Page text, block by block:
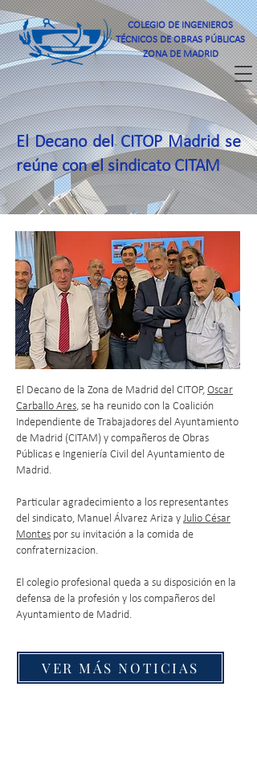
COLEGIO DE INGENIEROS
TÉCNICOS DE OBRAS PÚBLICAS
ZONA DE MADRID
El Decano del CITOP Madrid se
reúne con el sindicato CITAM
Compartir
El Decano de la Zona de Madrid del CITOP, Oscar
Carballo Ares, se ha reunido con la Coalición
Independiente de Trabajadores del Ayuntamiento
de Madrid (CITAM) y compañeros de Obras
Públicas e Ingeniería Civil del Ayuntamiento de
Madrid.
Particular agradecimiento a los representantes
del sindicato, Manuel Álvarez Ariza y Julio César
Montes por su invitación a la comida de
confraternizacion.
El colegio profesional queda a su disposición en la
defensa de la profesión y los compañeros del
Ayuntamiento de Madrid.
VER MÁS NOTICIAS